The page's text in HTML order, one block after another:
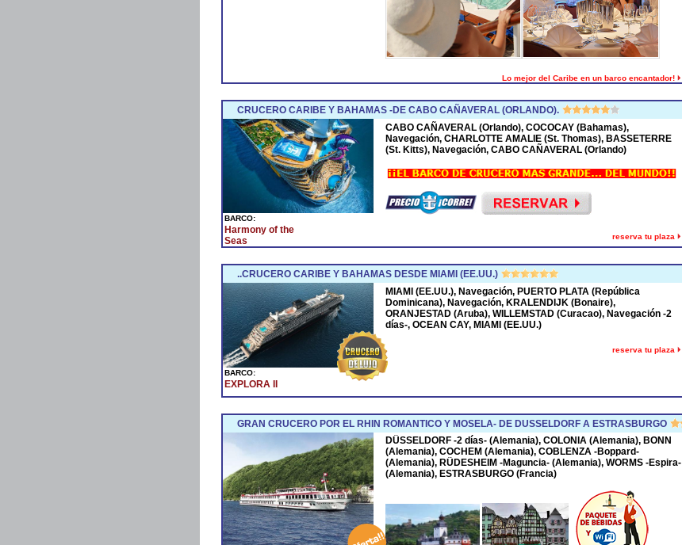
Lo mejor del Caribe en un barco encantador!
CRUCERO CARIBE Y BAHAMAS -DE CABO CAÑAVERAL (ORLANDO).
BARCO:
Harmony of the
Seas
CABO CAÑAVERAL (Orlando), COCOCAY (Bahamas),
Navegación, CHARLOTTE AMALIE (St. Thomas), BASSETERRE
(St. Kitts), Navegación, CABO CAÑAVERAL (Orlando)
reserva tu plaza
..CRUCERO CARIBE Y BAHAMAS DESDE MIAMI (EE.UU.)
BARCO:
EXPLORA II
MIAMI (EE.UU.), Navegación, PUERTO PLATA (República
Dominicana), Navegación, KRALENDIJK (Bonaire),
ORANJESTAD (Aruba), WILLEMSTAD (Curacao), Navegación -2
días-, OCEAN CAY, MIAMI (EE.UU.)
reserva tu plaza
GRAN CRUCERO POR EL RHIN ROMANTICO Y MOSELA- DE DUSSELDORF A ESTRASBURGO
DÜSSELDORF -2 días- (Alemania), COLONIA (Alemania), BONN
(Alemania), COCHEM (Alemania), COBLENZA -Boppard-
(Alemania), RÜDESHEIM -Maguncia- (Alemania), WORMS -Espira-
(Alemania), ESTRASBURGO (Francia)